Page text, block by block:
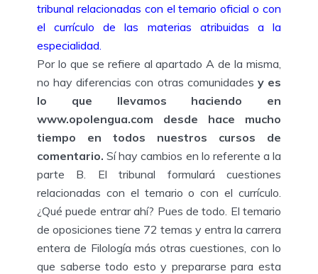
tribunal relacionadas con el temario oficial o con
el currículo de las materias atribuidas a la
especialidad.
Por lo que se refiere al apartado A de la misma,
no hay diferencias con otras comunidades y es
lo que llevamos haciendo en
www.opolengua.com desde hace mucho
tiempo en todos nuestros cursos de
comentario. Sí hay cambios en lo referente a la
parte B. El tribunal formulará cuestiones
relacionadas con el temario o con el currículo.
¿Qué puede entrar ahí? Pues de todo. El temario
de oposiciones tiene 72 temas y entra la carrera
entera de Filología más otras cuestiones, con lo
que saberse todo esto y prepararse para esta